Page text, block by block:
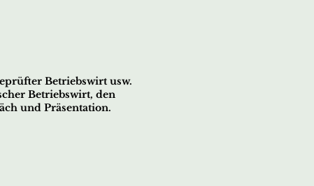
Betriebswirt usw.
Betriebswirt, den
und Präsentation.